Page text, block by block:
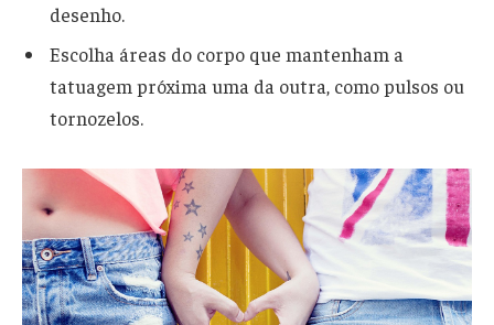
desenho.
Escolha áreas do corpo que mantenham a
tatuagem próxima uma da outra, como pulsos ou
tornozelos.